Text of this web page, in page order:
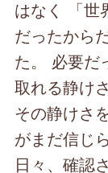
はなく 「世
だったから
た。 必要だ
取れる静け
その静けさ
がまだ信じ
日々、確認